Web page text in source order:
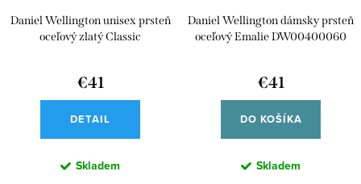
Daniel Wellington unisex prsteň
oceľový zlatý Classic
€41
DETAIL
Skladem
Daniel Wellington dámsky prsteň
oceľový Emalie DW00400060
€41
DO KOŠÍKA
Skladem